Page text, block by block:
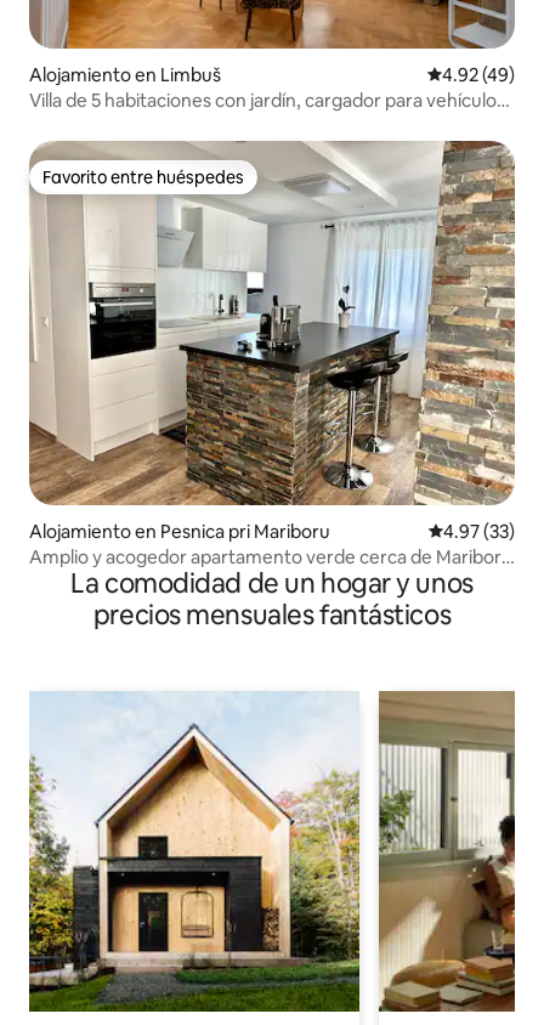
Alojamiento en Limbuš Calificación
4.92 (49)
Villa de 5 habitaciones con jardín, cargador para vehículos
Favorito entre huéspedes
Favorito entre huéspedes
Alojamiento en Pesnica pri Mariboru Calificación
4.97 (33)
Amplio y acogedor apartamento verde cerca de Maribor
(piscina y parque)
La comodidad de un hogar y unos
precios mensuales fantásticos